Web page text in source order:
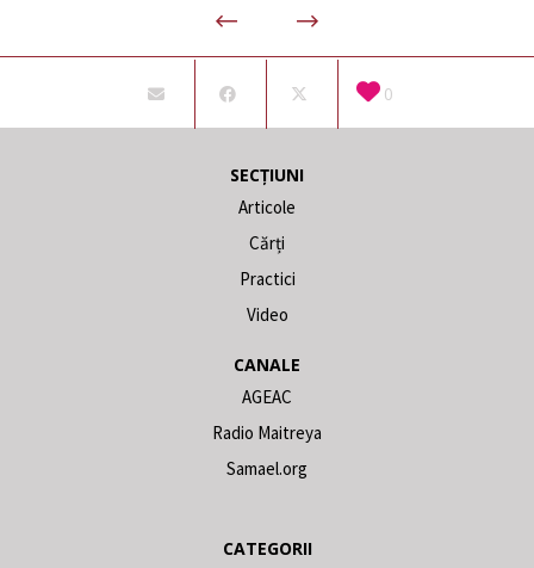
0
SECȚIUNI
Articole
Cărți
Practici
Video
CANALE
AGEAC
Radio Maitreya
Samael.org
CATEGORII